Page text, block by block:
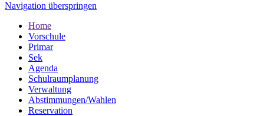
Navigation überspringen
Home
Vorschule
Primar
Sek
Agenda
Schulraumplanung
Verwaltung
Abstimmungen/Wahlen
Reservation